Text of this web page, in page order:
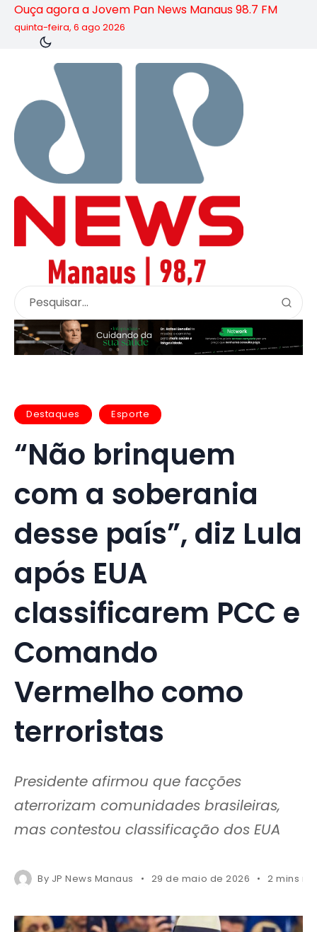
Ouça agora a Jovem Pan News Manaus 98.7 FM
quinta-feira, 6 ago 2026
Destaques Esporte
“Não brinquem
com a soberania
desse país”, diz Lula
após EUA
classificarem PCC e
Comando
Vermelho como
terroristas
Presidente afirmou que facções
aterrorizam comunidades brasileiras,
mas contestou classificação dos EUA
By JP News Manaus 29 de maio de 2026 2 mins